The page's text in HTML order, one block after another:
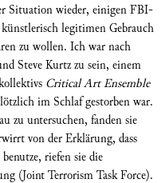
Situation wieder, einigen FBI-
legitimen Gebrauch
zu wollen. Ich war nach
Steve Kurtz zu sein, einem
Critical Art Ensemble
im Schlaf gestorben war.
zu untersuchen, fanden sie
von der Erklärung, dass
riefen sie die
(Joint Terrorism Task Force).